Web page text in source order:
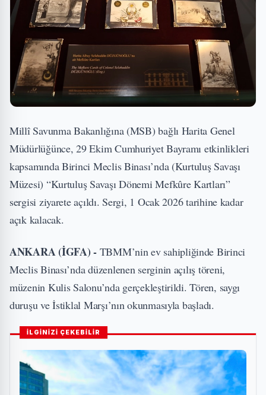
Millî Savunma Bakanlığına (MSB) bağlı Harita Genel
Müdürlüğünce, 29 Ekim Cumhuriyet Bayramı etkinlikleri
kapsamında Birinci Meclis Binası’nda (Kurtuluş Savaşı
Müzesi) “Kurtuluş Savaşı Dönemi Mefkûre Kartları”
sergisi ziyarete açıldı. Sergi, 1 Ocak 2026 tarihine kadar
açık kalacak.
ANKARA (İGFA) - TBMM’nin ev sahipliğinde Birinci
Meclis Binası’nda düzenlenen serginin açılış töreni,
müzenin Kulis Salonu’nda gerçekleştirildi. Tören, saygı
duruşu ve İstiklal Marşı’nın okunmasıyla başladı.
İLGİNİZİ ÇEKEBİLİR